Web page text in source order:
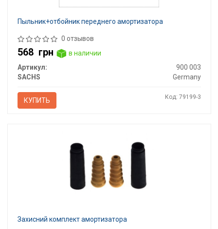
Пыльник+отбойник переднего амортизатора
0 отзывов
568 грн
в наличии
Артикул:
900 003
SACHS
Germany
КУПИТЬ Код: 79199-3
Захисний комплект амортизатора